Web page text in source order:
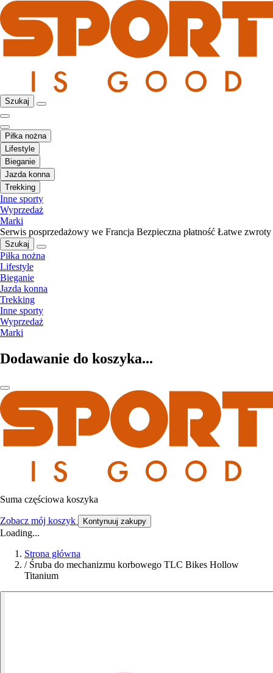
Szukaj
Piłka nożna
Lifestyle
Bieganie
Jazda konna
Trekking
Inne sporty
Wyprzedaż
Marki
Serwis posprzedażowy we Francja Bezpieczna płatność Łatwe zwroty
Szukaj
Piłka nożna
Lifestyle
Bieganie
Jazda konna
Trekking
Inne sporty
Wyprzedaż
Marki
Dodawanie do koszyka...
Suma częściowa koszyka
Zobacz mój koszyk Kontynuuj zakupy
Loading...
Strona główna
/ Śruba do mechanizmu korbowego TLC Bikes Hollow
Titanium